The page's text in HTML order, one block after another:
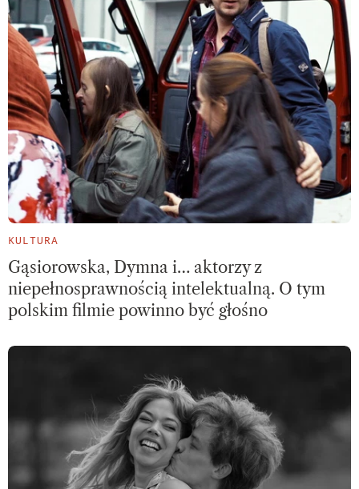
KULTURA
Gąsiorowska, Dymna i… aktorzy z
niepełnosprawnością intelektualną. O tym
polskim filmie powinno być głośno